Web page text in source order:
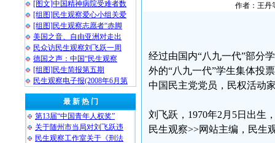
[图文]中国精神病院受难者数
[组图]民生观察爱心小组关爱
[组图]民生观察志愿者“赤脚
美国之音、自由亚洲对走出
民众访民生观察刘飞跃一周
德国之声：中国“民生观察
[组图]民生简报第五期
民生观察电子报(2008年6月第
最 新 热 门
第13届“中国青年人权奖”
关于随州市当局对刘飞跃违
民生观察工作室关于《刑法
作者：王丹
经过由国内“八九一代”部分
外的“八九一代”学生集体投
中国民主党党员，民权活动
刘飞跃，1970年2月5日出生
民生观察>>网站主编，民生